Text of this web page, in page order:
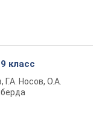
класс
Носов, О.А.